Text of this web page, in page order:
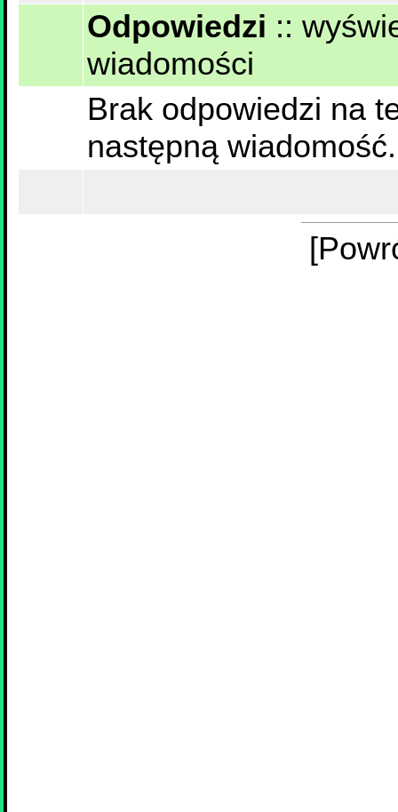
Odpowiedzi ::
wiadomości
Brak odpowiedzi na
następną wiadomość.